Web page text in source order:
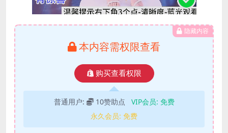
隐藏内容
本内容需权限查看
购买查看权限
普通用户: 10赞助点 VIP会员: 免费
永久会员: 免费